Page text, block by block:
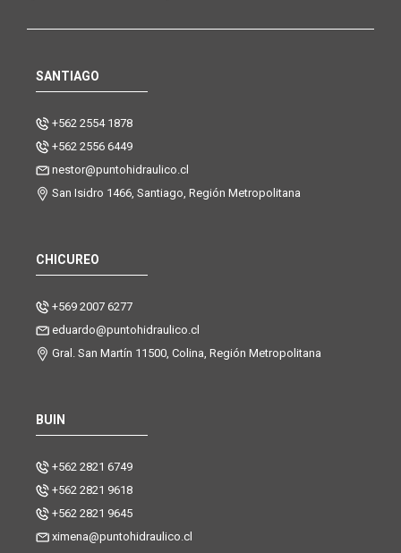
SANTIAGO
+562 2554 1878
+562 2556 6449
nestor@puntohidraulico.cl
San Isidro 1466, Santiago, Región Metropolitana
CHICUREO
+569 2007 6277
eduardo@puntohidraulico.cl
Gral. San Martín 11500, Colina, Región Metropolitana
BUIN
+562 2821 6749
+562 2821 9618
+562 2821 9645
ximena@puntohidraulico.cl